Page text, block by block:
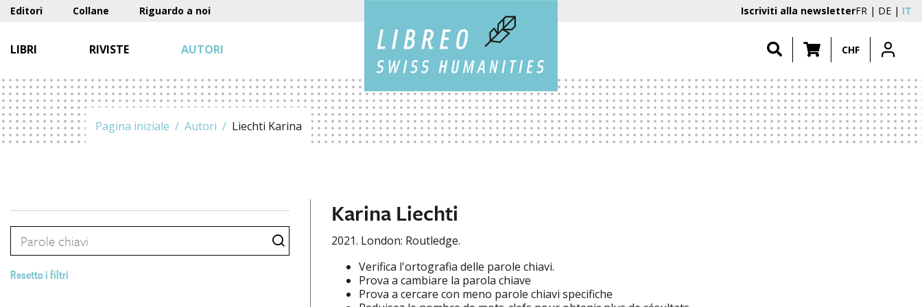
Editori Collane Riguardo a noi Iscriviti alla newsletterFR DE IT
LIBRI RIVISTE AUTORI CHF
Pagina iniziale Autori Liechti Karina
Resetta i filtri
Karina Liechti
2021. London: Routledge.
Verifica l'ortografia delle parole chiavi.
Prova a cambiare la parola chiave
Prova a cercare con meno parole chiavi specifiche